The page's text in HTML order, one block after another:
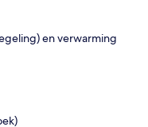
en verwarming